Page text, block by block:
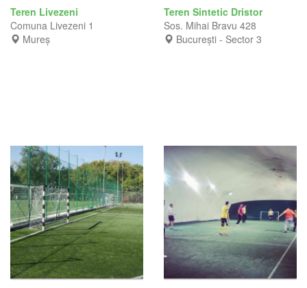
Teren Livezeni
Comuna Livezeni 1
Mureș
Teren Sintetic Dristor
Sos. Mihai Bravu 428
București - Sector 3